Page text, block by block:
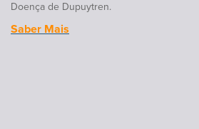
Doença de Dupuytren.
Saber Mais